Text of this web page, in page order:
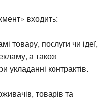
входить:
товару, послуги чи ідеї,
а також
контрактів.
товарів та